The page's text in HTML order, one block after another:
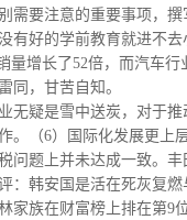
需要注意的重要事项，
有好的学前教育就进不
量增长了52倍，而汽车
同，甘苦自知。
无疑是雪中送炭，对于
。（6）国际化发展更
问题上并未达成一致。
：韩安国是活在死灰复
家族在财富榜上排在第